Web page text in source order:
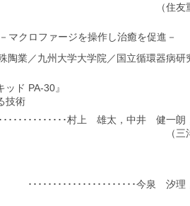
（住友
マクロファージを操作し治癒を促進－
陶業／九州大学大学院／国立循環器病研
ド PA-30』
技術
･･････････････村上 雄太，中井 健一
（
･･････････････････････今泉 汐